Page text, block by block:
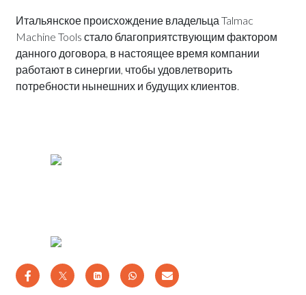
Итальянское происхождение владельца Talmac
Machine Tools стало благоприятствующим фактором
данного договора, в настоящее время компании
работают в синергии, чтобы удовлетворить
потребности нынешних и будущих клиентов.